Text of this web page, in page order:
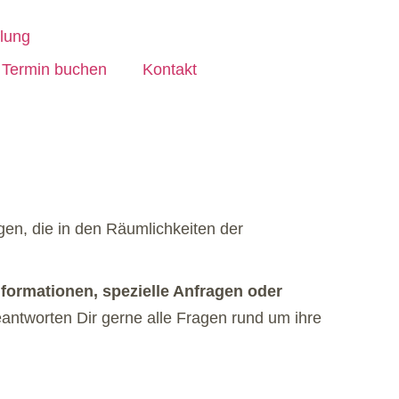
Termin buchen Kontakt
die in den Räumlichkeiten der
spezielle Anfragen oder
Dir gerne alle Fragen rund um ihre